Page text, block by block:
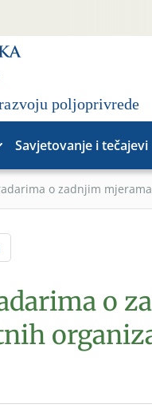
Savjetovanje i tečajevi
o zadnjim
o